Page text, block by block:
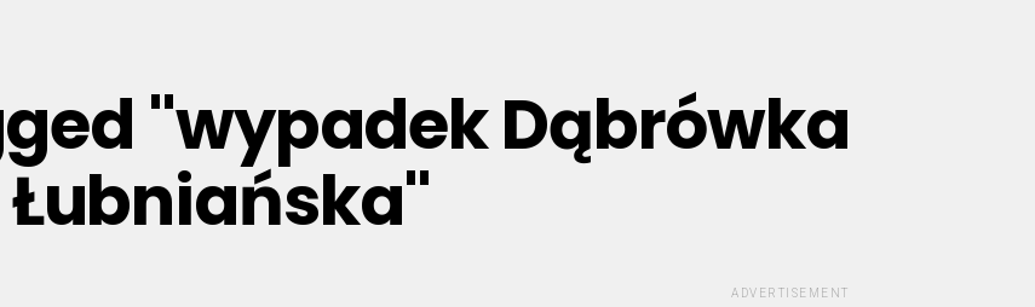
"wypadek Dąbrówka
Łubniańska"
ADVERTISEMENT